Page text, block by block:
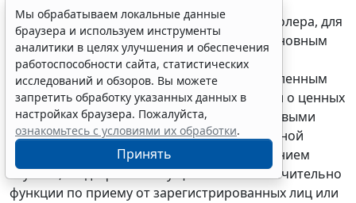
2.8.4 наличие в филиале лицензиата контролера, для
которого работа у лицензиата является основным
местом работы, соответствующего
квалификационным требованиям, установленным
законодательством Российской Федерации о ценных
бумагах, в том числе нормативными правовыми
актами федерального органа исполнительной
власти по рынку ценных бумаг, за исключением
случаев, когда филиал осуществляет исключительно
функции по приему от зарегистрированных лиц или
Мы обрабатываем локальные данные
браузера и используем инструменты
аналитики в целях улучшения и обеспечения
работоспособности сайта, статистических
исследований и обзоров. Вы можете
запретить обработку указанных данных в
настройках браузера. Пожалуйста,
ознакомьтесь с условиями их обработки.
Принять